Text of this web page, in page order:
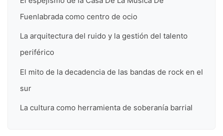
Fuenlabrada como centro de ocio
La arquitectura del ruido y la gestión del talento
periférico
El mito de la decadencia de las bandas de rock en el
sur
La cultura como herramienta de soberanía barrial